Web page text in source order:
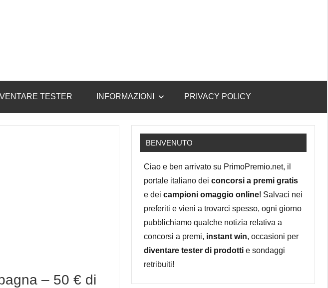
TESTER INFORMAZIONI PRIVACY POLICY
– 50 € di
BENVENUTO
Ciao e ben arrivato su PrimoPremio.net, il
portale italiano dei concorsi a premi gratis
e dei campioni omaggio online! Salvaci nei
preferiti e vieni a trovarci spesso, ogni giorno
pubblichiamo qualche notizia relativa a
concorsi a premi, instant win, occasioni per
diventare tester di prodotti e sondaggi
retribuiti!